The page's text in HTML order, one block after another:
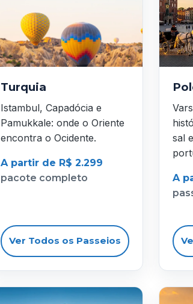
Turquia
Istambul, Capadócia e
Pamukkale: onde o Oriente
encontra o Ocidente.
A partir de R$ 2.299
pacote completo
Ver Todos os Passeios
sal
A